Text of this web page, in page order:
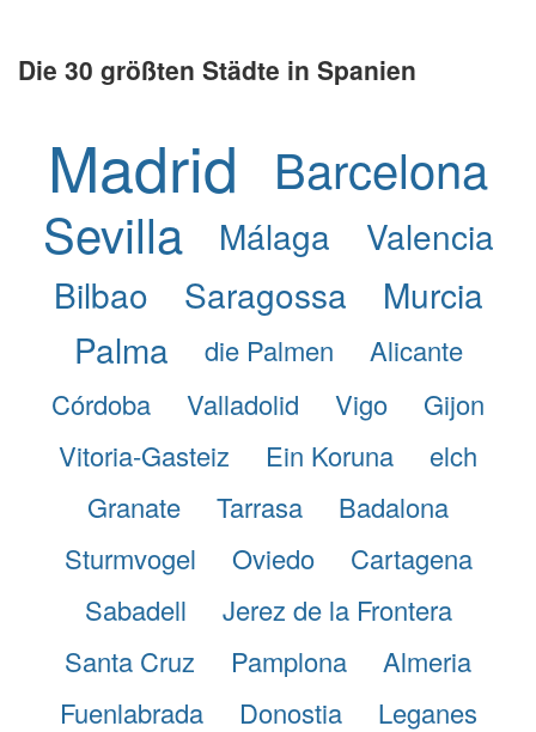
Die 30 größten Städte in Spanien
Madrid
Barcelona
Sevilla
Málaga
Valencia
Bilbao
Saragossa
Murcia
Palma
die Palmen
Alicante
Córdoba
Valladolid Vigo
Gijon
Vitoria-Gasteiz
Ein Koruna
elch
Granate
Tarrasa
Badalona
Sturmvogel
Oviedo
Cartagena
Sabadell
Jerez de la Frontera
Santa Cruz
Pamplona
Almeria
Fuenlabrada
Donostia
Leganes